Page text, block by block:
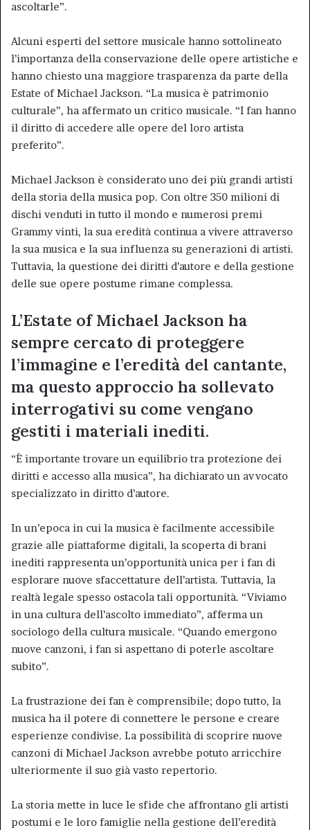
ascoltarle”.
Alcuni esperti del settore musicale hanno sottolineato
l’importanza della conservazione delle opere artistiche e
hanno chiesto una maggiore trasparenza da parte della
Estate of Michael Jackson. “La musica è patrimonio
culturale”, ha affermato un critico musicale. “I fan hanno
il diritto di accedere alle opere del loro artista
preferito”.
Michael Jackson è considerato uno dei più grandi artisti
della storia della musica pop. Con oltre 350 milioni di
dischi venduti in tutto il mondo e numerosi premi
Grammy vinti, la sua eredità continua a vivere attraverso
la sua musica e la sua influenza su generazioni di artisti.
Tuttavia, la questione dei diritti d’autore e della gestione
delle sue opere postume rimane complessa.
L’Estate of Michael Jackson ha
sempre cercato di proteggere
l’immagine e l’eredità del cantante,
ma questo approccio ha sollevato
interrogativi su come vengano
gestiti i materiali inediti.
“È importante trovare un equilibrio tra protezione dei
diritti e accesso alla musica”, ha dichiarato un avvocato
specializzato in diritto d’autore.
In un’epoca in cui la musica è facilmente accessibile
grazie alle piattaforme digitali, la scoperta di brani
inediti rappresenta un’opportunità unica per i fan di
esplorare nuove sfaccettature dell’artista. Tuttavia, la
realtà legale spesso ostacola tali opportunità. “Viviamo
in una cultura dell’ascolto immediato”, afferma un
sociologo della cultura musicale. “Quando emergono
nuove canzoni, i fan si aspettano di poterle ascoltare
subito”.
La frustrazione dei fan è comprensibile; dopo tutto, la
musica ha il potere di connettere le persone e creare
esperienze condivise. La possibilità di scoprire nuove
canzoni di Michael Jackson avrebbe potuto arricchire
ulteriormente il suo già vasto repertorio.
La storia mette in luce le sfide che affrontano gli artisti
postumi e le loro famiglie nella gestione dell’eredità